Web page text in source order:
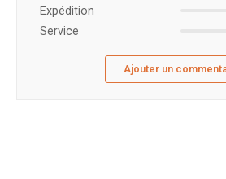
Expédition
Service
Ajouter un